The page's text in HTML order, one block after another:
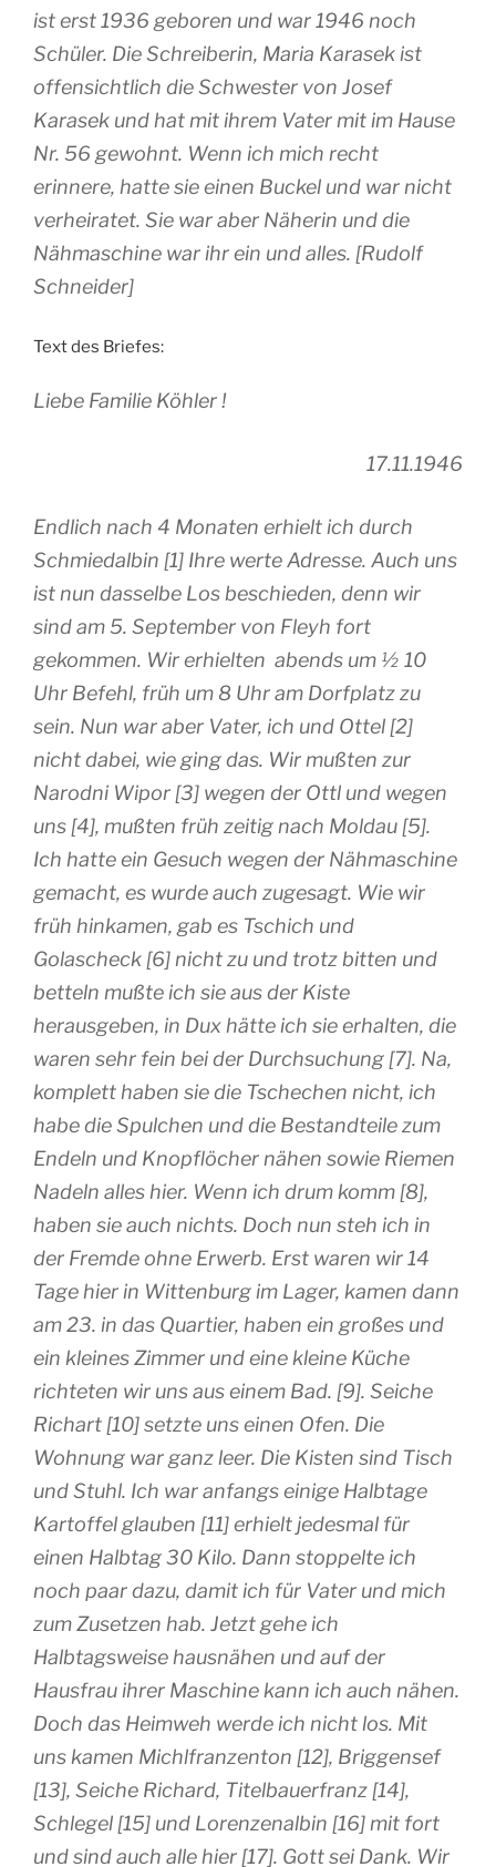
ist erst 1936 geboren und war 1946 noch
Schüler. Die Schreiberin, Maria Karasek ist
offensichtlich die Schwester von Josef
Karasek und hat mit ihrem Vater mit im Hause
Nr. 56 gewohnt. Wenn ich mich recht
erinnere, hatte sie einen Buckel und war nicht
verheiratet. Sie war aber Näherin und die
Nähmaschine war ihr ein und alles. [Rudolf
Schneider]
Text des Briefes:
Liebe Familie Köhler !
17.11.1946
Endlich nach 4 Monaten erhielt ich durch
Schmiedalbin [1] Ihre werte Adresse. Auch uns
ist nun dasselbe Los beschieden, denn wir
sind am 5. September von Fleyh fort
gekommen. Wir erhielten abends um ½ 10
Uhr Befehl, früh um 8 Uhr am Dorfplatz zu
sein. Nun war aber Vater, ich und Ottel [2]
nicht dabei, wie ging das. Wir mußten zur
Narodni Wipor [3] wegen der Ottl und wegen
uns [4], mußten früh zeitig nach Moldau [5].
Ich hatte ein Gesuch wegen der Nähmaschine
gemacht, es wurde auch zugesagt. Wie wir
früh hinkamen, gab es Tschich und
Golascheck [6] nicht zu und trotz bitten und
betteln mußte ich sie aus der Kiste
herausgeben, in Dux hätte ich sie erhalten, die
waren sehr fein bei der Durchsuchung [7]. Na,
komplett haben sie die Tschechen nicht, ich
habe die Spulchen und die Bestandteile zum
Endeln und Knopflöcher nähen sowie Riemen
Nadeln alles hier. Wenn ich drum komm [8],
haben sie auch nichts. Doch nun steh ich in
der Fremde ohne Erwerb. Erst waren wir 14
Tage hier in Wittenburg im Lager, kamen dann
am 23. in das Quartier, haben ein großes und
ein kleines Zimmer und eine kleine Küche
richteten wir uns aus einem Bad. [9]. Seiche
Richart [10] setzte uns einen Ofen. Die
Wohnung war ganz leer. Die Kisten sind Tisch
und Stuhl. Ich war anfangs einige Halbtage
Kartoffel glauben [11] erhielt jedesmal für
einen Halbtag 30 Kilo. Dann stoppelte ich
noch paar dazu, damit ich für Vater und mich
zum Zusetzen hab. Jetzt gehe ich
Halbtagsweise hausnähen und auf der
Hausfrau ihrer Maschine kann ich auch nähen.
Doch das Heimweh werde ich nicht los. Mit
uns kamen Michlfranzenton [12], Briggensef
[13], Seiche Richard, Titelbauerfranz [14],
Schlegel [15] und Lorenzenalbin [16] mit fort
und sind auch alle hier [17]. Gott sei Dank. Wir